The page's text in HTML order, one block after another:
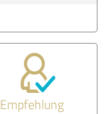
Empfehlung